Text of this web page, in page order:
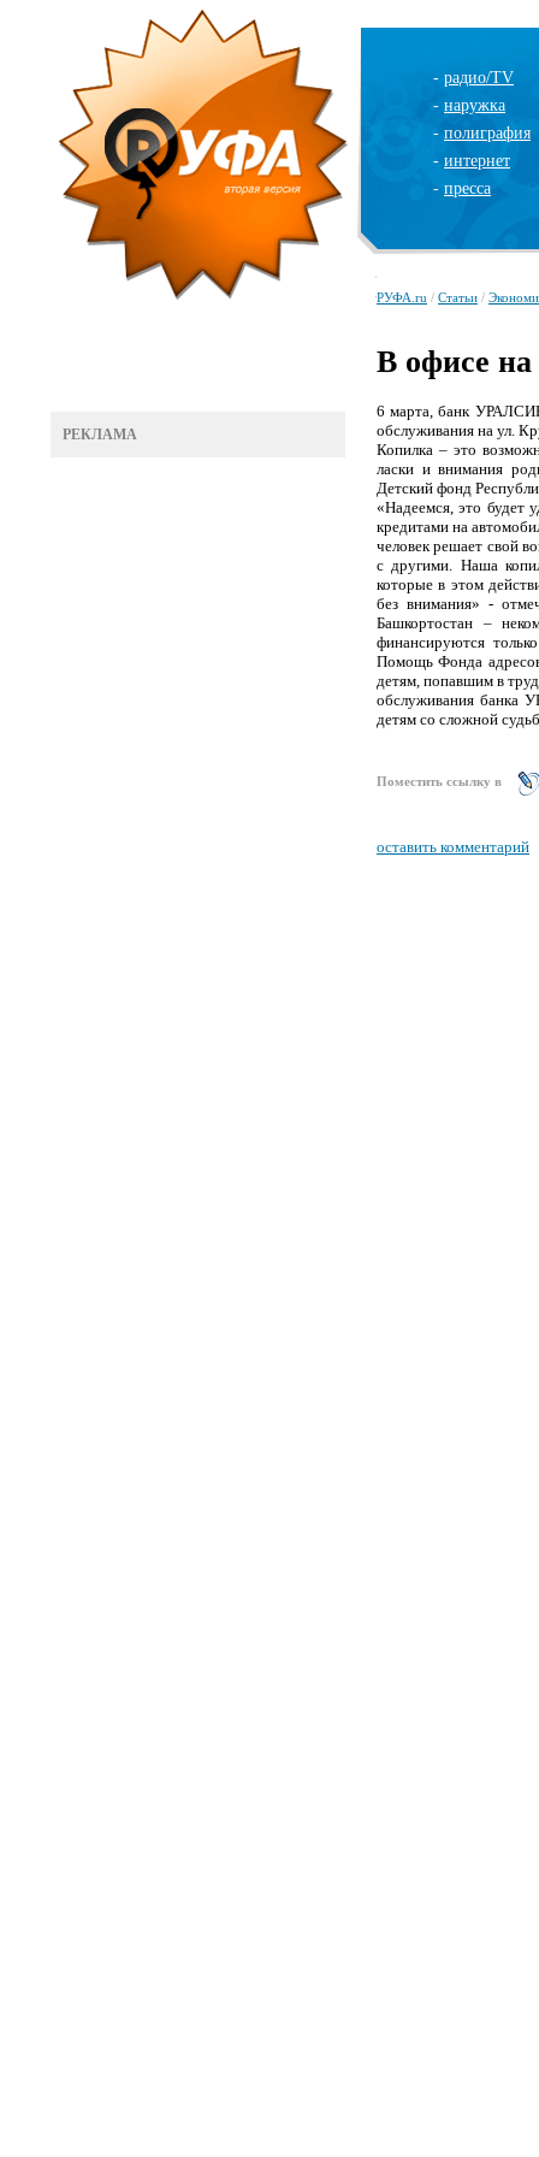
- радио/TV
- наружка
- полиграфия
- интернет
- пресса
РЕКЛАМА
РУФА.ru / Статьи /
В офисе
6 марта, банк УРАЛСИБ
обслуживания на ул.
Копилка – это
ласки и внимания
Детский фонд
«Надеемся, это будет
кредитами на
человек решает свой
с другими. Наша
которые в этом
без внимания» -
Башкортостан –
финансируются
Помощь Фонда
детям, попавшим в
обслуживания банка
детям со сложной
Поместить ссылку в
оставить комментарий